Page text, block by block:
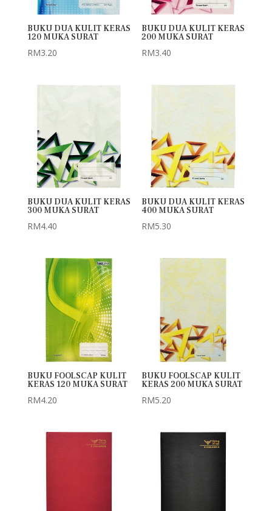
BUKU DUA KULIT KERAS
120 MUKA SURAT
RM3.20
BUKU DUA KULIT KERAS
200 MUKA SURAT
RM3.40
BUKU DUA KULIT KERAS
300 MUKA SURAT
RM4.40
BUKU DUA KULIT KERAS
400 MUKA SURAT
RM5.30
BUKU FOOLSCAP KULIT
KERAS 120 MUKA SURAT
RM4.20
BUKU FOOLSCAP KULIT
KERAS 200 MUKA SURAT
RM5.20